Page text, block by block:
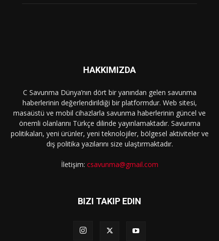
HAKKIMIZDA
C Savunma Dünya’nın dört bir yanından gelen savunma
haberlerinin değerlendirildiği bir platformdur. Web sitesi,
masaüstü ve mobil cihazlarla savunma haberlerinin güncel ve
önemli olanlarını Türkçe dilinde yayınlamaktadır. Savunma
politikaları, yeni ürünler, yeni teknolojiler, bölgesel aktiviteler ve
dış politika yazılarını size ulaştırmaktadır.
İletişim: csavunma@gmail.com
BIZI TAKIP EDIN